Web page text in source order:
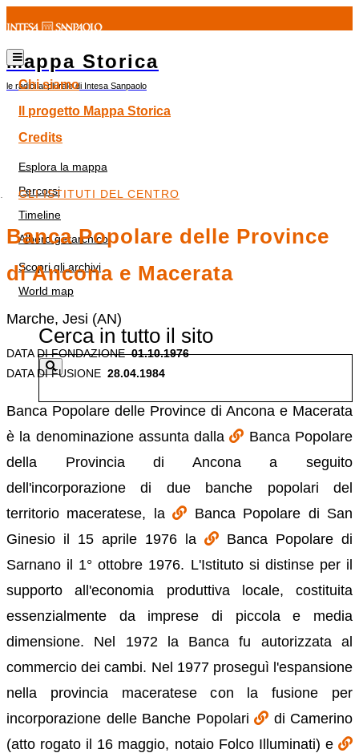
Mappa Storica
le radici al plurale di Intesa Sanpaolo
Chi siamo
Il progetto Mappa Storica
Credits
Esplora la mappa
Percorsi
Timeline
Albero gerarchico
Scopri gli archivi
World map
Cerca in tutto il sito
GLI ISTITUTI DEL CENTRO
Banca Popolare delle Province
di Ancona e Macerata
Marche, Jesi (AN)
DATA DI FONDAZIONE 01.10.1976
DATA DI FUSIONE 28.04.1984
Banca Popolare delle Province di Ancona e Macerata
è la denominazione assunta dalla
Banca Popolare
della Provincia di Ancona a seguito
dell'incorporazione di due banche popolari del
territorio maceratese, la
Banca Popolare di San
Ginesio il 15 aprile 1976 la
Banca Popolare di
Sarnano il 1° ottobre 1976. L'Istituto si distinse per il
supporto all'economia produttiva locale, costituita
essenzialmente da imprese di piccola e media
dimensione. Nel 1972 la Banca fu autorizzata al
commercio dei cambi. Nel 1977 proseguì l'espansione
nella provincia maceratese con la fusione per
incorporazione delle Banche Popolari
di Camerino
(atto rogato il 16 maggio, notaio Folco Illuminati) e